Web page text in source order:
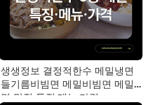
생생정보 결정적한수 메밀냉면
들기름비빔면 메밀비빔면 메밀
면 맛집 특징·메뉴·가격